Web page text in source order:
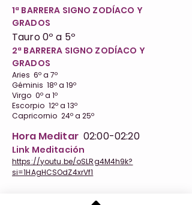
1ª BARRERA SIGNO ZODÍACO Y
GRADOS
Tauro 0º a 5º
2ª BARRERA SIGNO ZODÍACO Y
GRADOS
Aries 6º a 7º
Géminis 18º a 19º
Virgo 0º a 1º
Escorpio 12º a 13º
Capricornio 24º a 25º
Hora Meditar 02:00-02:20
Link Meditación
https://youtu.be/oSLRg4M4h9k?
si=1HAgHCSOdZ4xrVf1